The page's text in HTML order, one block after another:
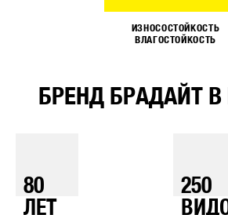
ИЗНОСОСТОЙКОСТЬ
ВЛАГОСТОЙКОСТЬ
БРЕНД БРАДАЙТ
80
ЛЕТ
250